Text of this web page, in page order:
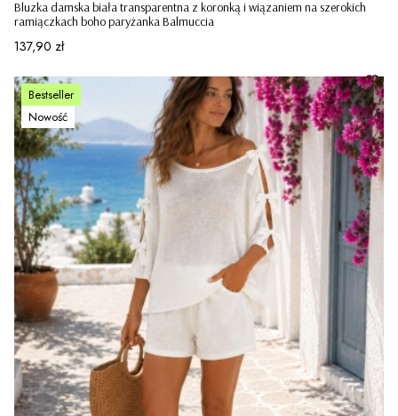
Bluzka damska biała transparentna z koronką i wiązaniem na szerokich
ramiączkach boho paryżanka Balmuccia
Cena
137,90 zł
Bestseller
Nowość